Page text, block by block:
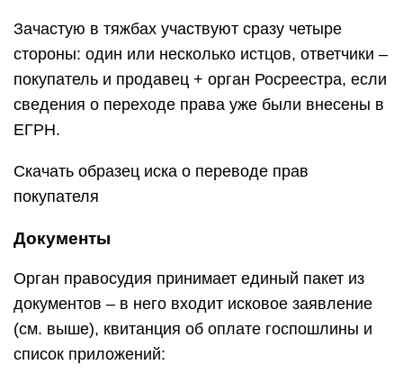
Зачастую в тяжбах участвуют сразу четыре
стороны: один или несколько истцов, ответчики –
покупатель и продавец + орган Росреестра, если
сведения о переходе права уже были внесены в
ЕГРН.
Скачать образец иска о переводе прав
покупателя
Документы
Орган правосудия принимает единый пакет из
документов – в него входит исковое заявление
(см. выше), квитанция об оплате госпошлины и
список приложений: